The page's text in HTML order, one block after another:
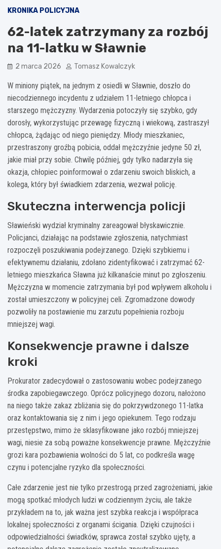
KRONIKA POLICYJNA
62-latek zatrzymany za rozbój
na 11-latku w Sławnie
2 marca 2026 Tomasz Kowalczyk
W miniony piątek, na jednym z osiedli w Sławnie, doszło do
niecodziennego incydentu z udziałem 11-letniego chłopca i
starszego mężczyzny. Wydarzenia potoczyły się szybko, gdy
dorosły, wykorzystując przewagę fizyczną i wiekową, zastraszył
chłopca, żądając od niego pieniędzy. Młody mieszkaniec,
przestraszony groźbą pobicia, oddał mężczyźnie jedyne 50 zł,
jakie miał przy sobie. Chwilę później, gdy tylko nadarzyła się
okazja, chłopiec poinformował o zdarzeniu swoich bliskich, a
kolega, który był świadkiem zdarzenia, wezwał policję.
Skuteczna interwencja policji
Sławieński wydział kryminalny zareagował błyskawicznie.
Policjanci, działając na podstawie zgłoszenia, natychmiast
rozpoczęli poszukiwania podejrzanego. Dzięki szybkiemu i
efektywnemu działaniu, zdołano zidentyfikować i zatrzymać 62-
letniego mieszkańca Sławna już kilkanaście minut po zgłoszeniu.
Mężczyzna w momencie zatrzymania był pod wpływem alkoholu i
został umieszczony w policyjnej celi. Zgromadzone dowody
pozwoliły na postawienie mu zarzutu popełnienia rozboju
mniejszej wagi.
Konsekwencje prawne i dalsze
kroki
Prokurator zadecydował o zastosowaniu wobec podejrzanego
środka zapobiegawczego. Oprócz policyjnego dozoru, nałożono
na niego także zakaz zbliżania się do pokrzywdzonego 11-latka
oraz kontaktowania się z nim i jego opiekunem. Tego rodzaju
przestępstwo, mimo że sklasyfikowane jako rozbój mniejszej
wagi, niesie za sobą poważne konsekwencje prawne. Mężczyźnie
grozi kara pozbawienia wolności do 5 lat, co podkreśla wagę
czynu i potencjalne ryzyko dla społeczności.
Całe zdarzenie jest nie tylko przestrogą przed zagrożeniami, jakie
mogą spotkać młodych ludzi w codziennym życiu, ale także
przykładem na to, jak ważna jest szybka reakcja i współpraca
lokalnej społeczności z organami ścigania. Dzięki czujności i
odpowiedzialności świadków, sprawca został szybko ujęty, a